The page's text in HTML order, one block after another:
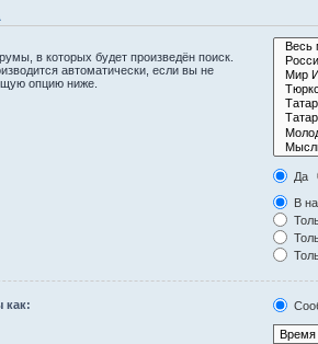
в которых будет произведён поиск.
автоматически, если вы не
опцию ниже.
Да
В
как: